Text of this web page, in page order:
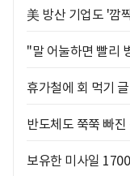
美 방산 기업도 '깜
"말 어눌하면 빨리
휴가철에 회 먹기
반도체도 쭉쭉 빠
보유한 미사일